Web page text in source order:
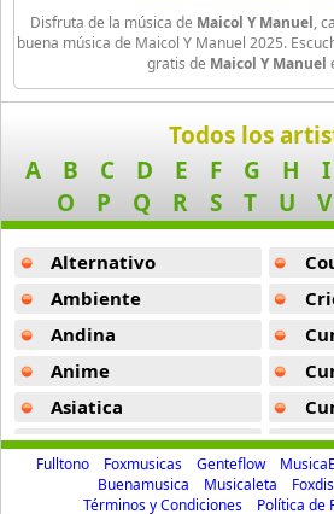
Aspirante
93 músicas online
Audio El Sonido Musikal
3 músicas online
Babilonia
Baby Karen
17 músicas online
Baby Ranks
16 músicas online
Ambicion -Maicol Y Manuel
Maicol Y Manuel
Maicol Y Manuel
Histerika -
Maicol Y Manuel
Si Me Pego -Maicol Y Manuel
Te Fuistes -Maicol Y Manuel
Vamo Alla -Maicol Y Manuel
Dale Mujer -
Maicol Y Manuel
Mi Zona -Maicol Y Manuel
Only One Rule -Maicol Y Manuel
Disfruta de la música de Maicol Y Manuel,
buena música de Maicol Y Manuel 2025.
gratis de Maicol Y Manuel
Todos los
A
B C D E F G H I
O
P Q R S T U V
Alternativo
Ambiente
Andina
Anime
Asiatica
Atevip
Bachatas
Fulltono Foxmusicas Genteflow
Buenamusica
Musicaleta
Términos y Condiciones
Política de